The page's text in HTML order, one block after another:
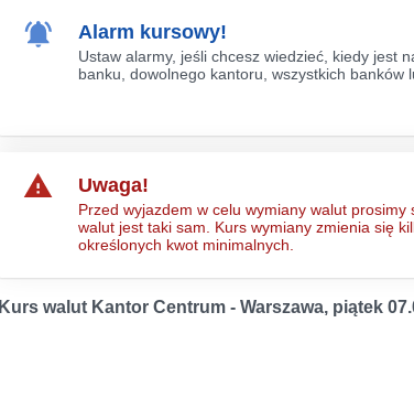
Alarm kursowy!
Ustaw alarmy, jeśli chcesz wiedzieć, kiedy jest
banku, dowolnego kantoru, wszystkich banków
Uwaga!
Przed wyjazdem w celu wymiany walut
walut jest taki sam. Kurs wymiany zmienia się
określonych kwot minimalnych.
Kurs walut Kantor Centrum - Warszawa, piątek